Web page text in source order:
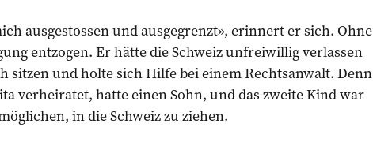
ausgestossen und ausgegrenzt», erinnert er sich. Ohne
entzogen. Er hätte die Schweiz unfreiwillig verlassen
sitzen und holte sich Hilfe bei einem Rechtsanwalt. Denn
verheiratet, hatte einen Sohn, und das zweite Kind war
in die Schweiz zu ziehen.